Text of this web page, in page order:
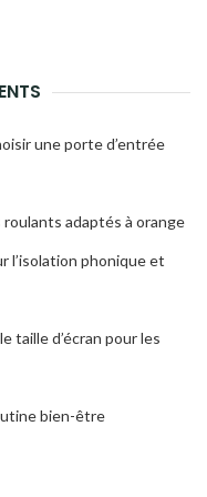
une porte d’entrée
adaptés à orange
l’isolation phonique et
taille d’écran pour les
bien-être